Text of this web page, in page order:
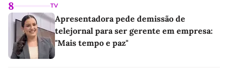
8 TV
Apresentadora pede demissão de
telejornal para ser gerente em empresa:
"Mais tempo e paz"